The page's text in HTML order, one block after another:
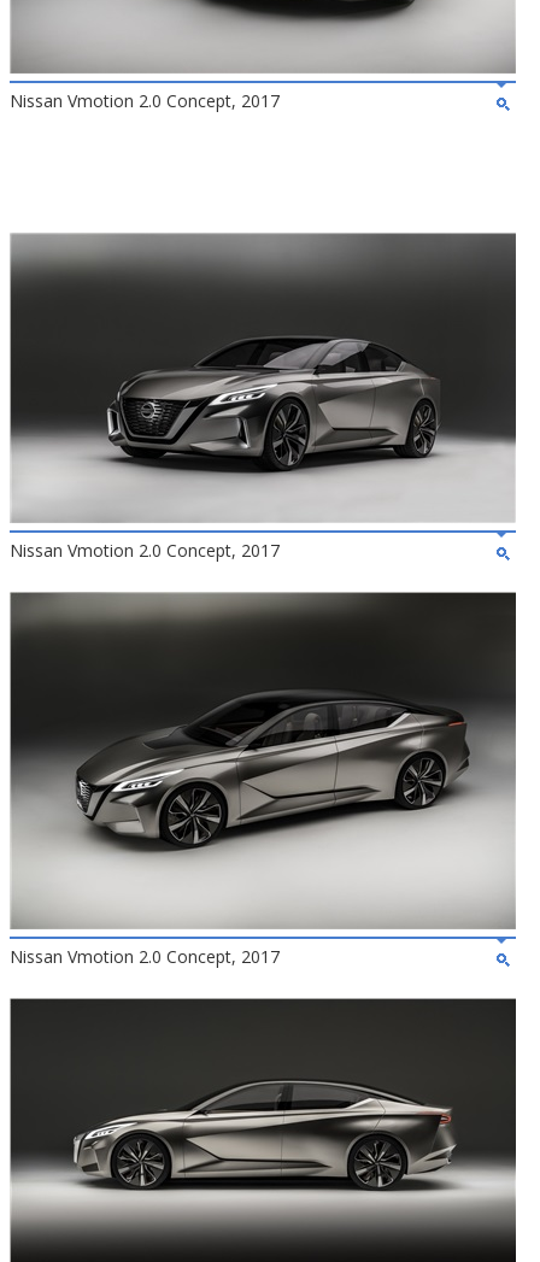
Nissan Vmotion 2.0 Concept, 2017
Nissan Vmotion 2.0 Concept, 2017
Nissan Vmotion 2.0 Concept, 2017